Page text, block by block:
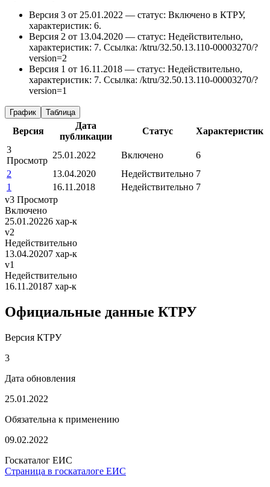
Версия 3 от 25.01.2022 — статус: Включено в КТРУ,
характеристик: 6.
Версия 2 от 13.04.2020 — статус: Недействительно,
характеристик: 7. Ссылка: /ktru/32.50.13.110-00003270/?
version=2
Версия 1 от 16.11.2018 — статус: Недействительно,
характеристик: 7. Ссылка: /ktru/32.50.13.110-00003270/?
version=1
График Таблица
Версия
Дата
публикации
Статус
Характеристик
3
Просмотр
25.01.2022 Включено
6
2
13.04.2020 Недействительно 7
1
16.11.2018 Недействительно 7
v3 Просмотр
Включено
25.01.20226 хар-к
v2
Недействительно
13.04.20207 хар-к
v1
Недействительно
16.11.20187 хар-к
Официальные данные КТРУ
Версия КТРУ
3
Дата обновления
25.01.2022
Обязательна к применению
09.02.2022
Госкаталог ЕИС
Страница в госкаталоге ЕИС